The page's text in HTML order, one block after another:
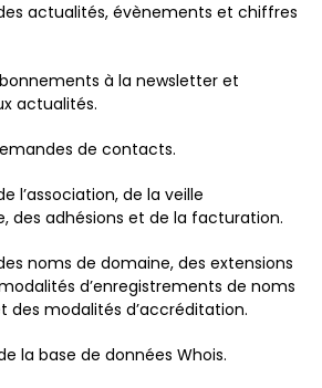
actualités, évènements et chiffres
à la newsletter et
actualités.
de contacts.
l’association, de la veille
des adhésions et de la facturation.
noms de domaine, des extensions
d’enregistrements de noms
des modalités d’accréditation.
la base de données Whois.